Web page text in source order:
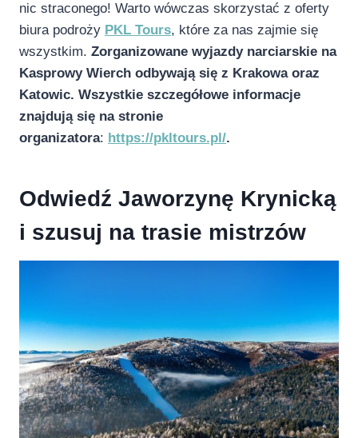
nic straconego! Warto wówczas skorzystać z oferty
biura podroży PKL Tours, które za nas zajmie się
wszystkim. Zorganizowane wyjazdy narciarskie na
Kasprowy Wierch odbywają się z Krakowa oraz
Katowic. Wszystkie szczegółowe informacje
znajdują się na stronie
organizatora: https://pkltours.pl/.
Odwiedź Jaworzynę Krynicką
i szusuj na trasie mistrzów